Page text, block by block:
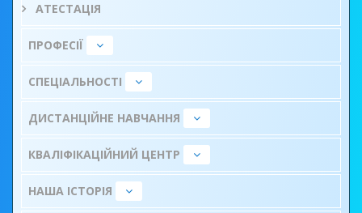
АТЕСТАЦІЯ
ПРОФЕСІЇ
СПЕЦІАЛЬНОСТІ
ДИСТАНЦІЙНЕ НАВЧАННЯ
КВАЛІФІКАЦІЙНИЙ ЦЕНТР
НАША ІСТОРІЯ